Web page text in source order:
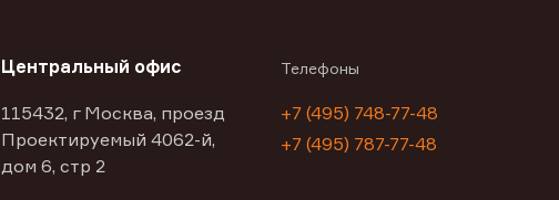
Центральный офис
115432, г Москва, проезд
Проектируемый 4062-й,
дом 6, стр 2
Телефоны
+7 (495) 748-77-48
+7 (495) 787-77-48